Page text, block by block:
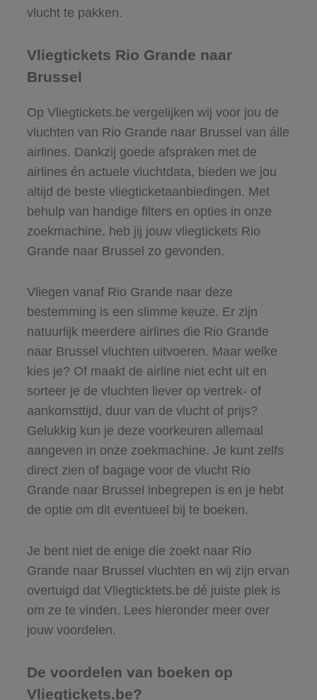
vlucht te pakken.
Vliegtickets Rio Grande naar
Brussel
Op Vliegtickets.be vergelijken wij voor jou de
vluchten van Rio Grande naar Brussel van álle
airlines. Dankzij goede afspraken met de
airlines én actuele vluchtdata, bieden we jou
altijd de beste vliegticketaanbiedingen. Met
behulp van handige filters en opties in onze
zoekmachine, heb jij jouw vliegtickets Rio
Grande naar Brussel zo gevonden.
Vliegen vanaf Rio Grande naar deze
bestemming is een slimme keuze. Er zijn
natuurlijk meerdere airlines die Rio Grande
naar Brussel vluchten uitvoeren. Maar welke
kies je? Of maakt de airline niet echt uit en
sorteer je de vluchten liever op vertrek- of
aankomsttijd, duur van de vlucht of prijs?
Gelukkig kun je deze voorkeuren allemaal
aangeven in onze zoekmachine. Je kunt zelfs
direct zien of bagage voor de vlucht Rio
Grande naar Brussel inbegrepen is en je hebt
de optie om dit eventueel bij te boeken.
Je bent niet de enige die zoekt naar Rio
Grande naar Brussel vluchten en wij zijn ervan
overtuigd dat Vliegticktets.be dé juiste plek is
om ze te vinden. Lees hieronder meer over
jouw voordelen.
De voordelen van boeken op
Vliegtickets.be?